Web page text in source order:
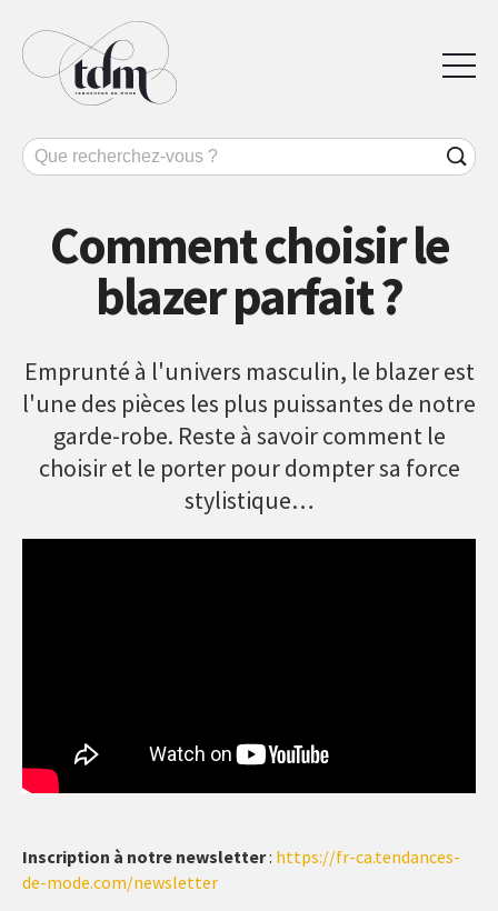
Comment choisir le
blazer parfait ?
Emprunté à l'univers masculin, le blazer est
l'une des pièces les plus puissantes de notre
garde-robe. Reste à savoir comment le
choisir et le porter pour dompter sa force
stylistique…
Inscription à notre newsletter: https://fr-ca.tendances-
de-mode.com/newsletter